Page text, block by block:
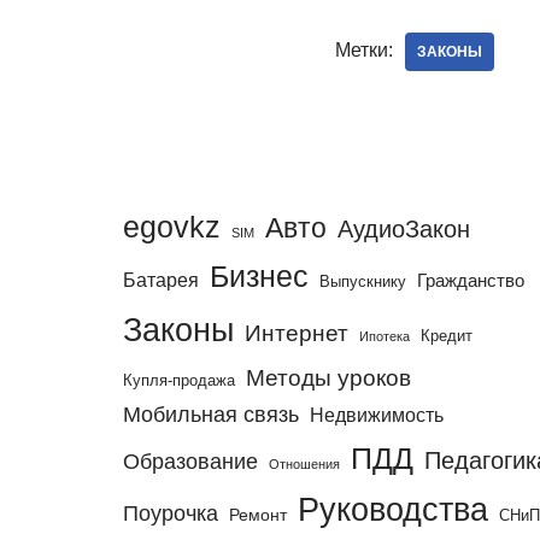
Метки: ЗАКОНЫ
egovkz SIM Авто АудиоЗакон
Батарея Бизнес Выпускнику Гражданство
Законы Интернет Ипотека Кредит
Купля-продажа Методы уроков
Мобильная связь Недвижимость
Образование Отношения ПДД
Поурочка Ремонт Руководства